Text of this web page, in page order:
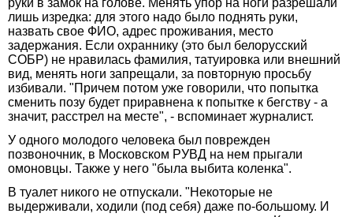
лишь изредка: для этого надо было поднять руки,
назвать свое ФИО, адрес проживания, место
задержания. Если охраннику (это был белорусский
СОБР) не нравилась фамилия, татуировка или внешний
вид, менять ноги запрещали, за повторную просьбу
избивали. "Причем потом уже говорили, что попытка
сменить позу будет приравнена к попытке к бегству - а
значит, расстрел на месте", - вспоминает журналист.
У одного молодого человека был поврежден
позвоночник, в Московском РУВД на нем прыгали
омоновцы. Также у него "была выбита коленка".
В туалет никого не отпускали. "Некоторые не
выдерживали, ходили (под себя) даже по-большому. И